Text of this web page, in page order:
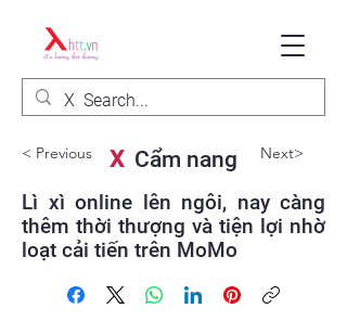
< Previous XCẩm nang Next>
Lì xì online lên ngôi, nay càng
thêm thời thượng và tiện lợi nhờ
loạt cải tiến trên MoMo